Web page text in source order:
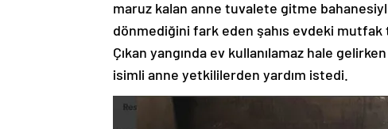
maruz kalan anne tuvalete gitme
dönmediğini fark eden şahıs evdeki
Çıkan yangında ev kullanılamaz hale
isimli anne yetkililerden yardım istedi.